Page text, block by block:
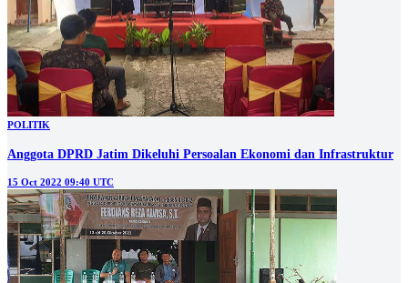
POLITIK
Anggota DPRD Jatim Dikeluhi Persoalan Ekonomi dan Infrastruktur
15 Oct 2022 09:40 UTC